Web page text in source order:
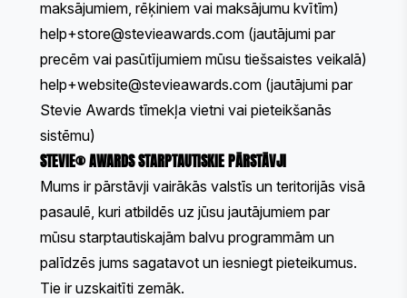
maksājumiem, rēķiniem vai maksājumu kvītīm)
help+store@stevieawards.com (jautājumi par
precēm vai pasūtījumiem mūsu tiešsaistes veikalā)
help+website@stevieawards.com (jautājumi par
Stevie Awards tīmekļa vietni vai pieteikšanās
sistēmu)
STEVIE® AWARDS STARPTAUTISKIE PĀRSTĀVJI
Mums ir pārstāvji vairākās valstīs un teritorijās visā
pasaulē, kuri atbildēs uz jūsu jautājumiem par
mūsu starptautiskajām balvu programmām un
palīdzēs jums sagatavot un iesniegt pieteikumus.
Tie ir uzskaitīti zemāk.